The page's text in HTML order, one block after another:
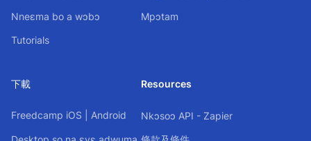
Nneɛma bo a wɔbɔ
Tutorials
Mpɔtam
下載
Freedcamp iOS Android
Resources
Nkɔsoɔ API - Zapier